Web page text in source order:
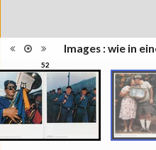
Images : wie in
52